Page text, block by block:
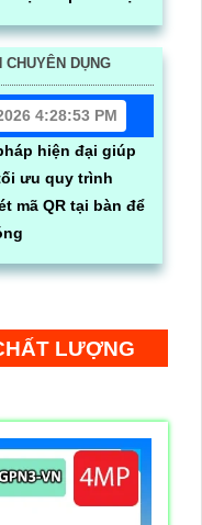
nhân viên với độ
dàng cập nhật
CHUYÊN DỤNG
4:28:53 PM
hiện đại giúp
ưu quy trình
mã QR tại bàn để
LƯỢNG